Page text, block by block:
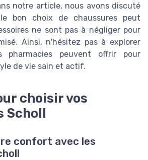
notre article, nous avons discuté
bon choix de chaussures peut
ne sont pas à négliger pour
Ainsi, n'hésitez pas à explorer
peuvent offrir pour
de vie sain et actif.
choisir vos
Scholl
confort avec les